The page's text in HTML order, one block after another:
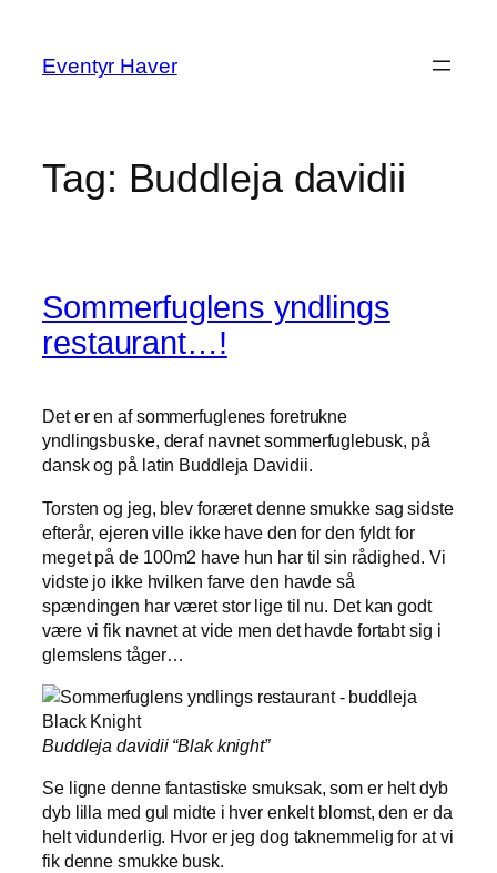
indhold
Eventyr Haver
Tag: Buddleja davidii
Sommerfuglens yndlings
restaurant…!
Det er en af sommerfuglenes foretrukne
yndlingsbuske, deraf navnet sommerfuglebusk, på
dansk og på latin Buddleja Davidii.
Torsten og jeg, blev foræret denne smukke sag sidste
efterår, ejeren ville ikke have den for den fyldt for
meget på de 100m2 have hun har til sin rådighed. Vi
vidste jo ikke hvilken farve den havde så
spændingen har været stor lige til nu. Det kan godt
være vi fik navnet at vide men det havde fortabt sig i
glemslens tåger…
Buddleja davidii “Blak knight”
Se ligne denne fantastiske smuksak, som er helt dyb
dyb lilla med gul midte i hver enkelt blomst, den er da
helt vidunderlig. Hvor er jeg dog taknemmelig for at vi
fik denne smukke busk.